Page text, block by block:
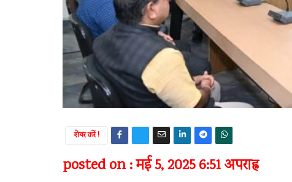
शेयर करें !
posted on : मई 5, 2025 6:51 अपराह्न